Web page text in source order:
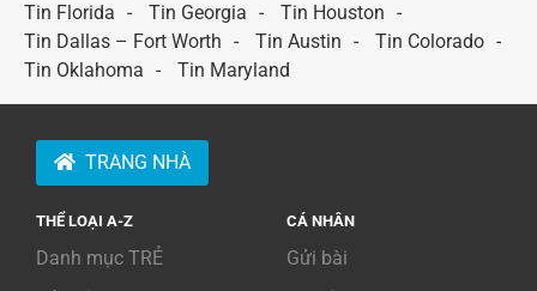
Tin Florida
Tin Georgia
Tin Houston
Tin Dallas – Fort Worth
Tin Austin
Tin Colorado
Tin Oklahoma
Tin Maryland
TRANG NHÀ
THỂ LOẠI A-Z
Danh mục TRẺ
CÁ NHÂN
Gửi bài